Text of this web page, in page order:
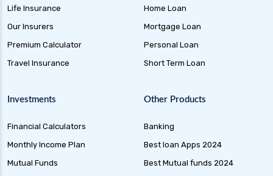
Life Insurance
Our Insurers
Premium Calculator
Travel Insurance
Home Loan
Mortgage Loan
Personal Loan
Short Term Loan
Investments
Financial Calculators
Monthly Income Plan
Mutual Funds
Other Products
Banking
Best loan Apps 2024
Best Mutual funds 2024